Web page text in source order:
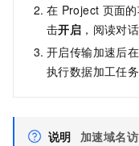
在 Project 页面
击开启 ，阅读对
开启传输加速后
执行数据加工任
说明
加速域名